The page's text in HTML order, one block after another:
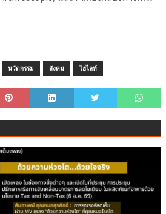
นวัตกรรม สังคม ไฮไลท์